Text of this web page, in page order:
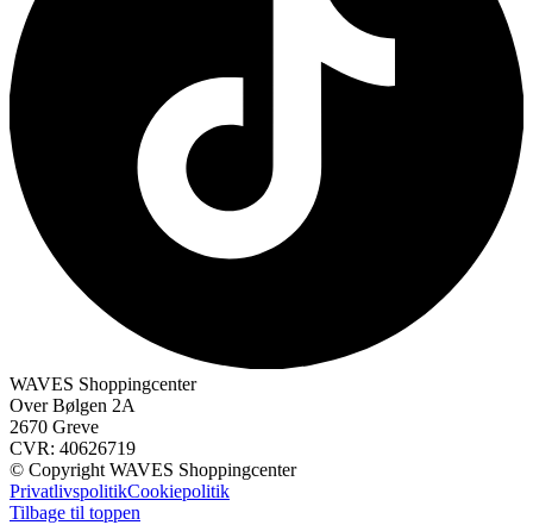
WAVES Shoppingcenter
Over Bølgen 2A
2670 Greve
CVR: 40626719
© Copyright WAVES Shoppingcenter
PrivatlivspolitikCookiepolitik
Tilbage til toppen